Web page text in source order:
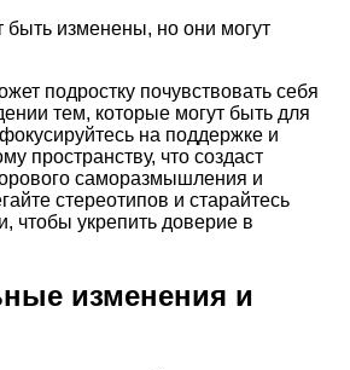
быть изменены, но они могут
подростку почувствовать себя
тем, которые могут быть для
на поддержке и
пространству, что создаст
саморазмышления и
стереотипов и старайтесь
чтобы укрепить доверие в
изменения и